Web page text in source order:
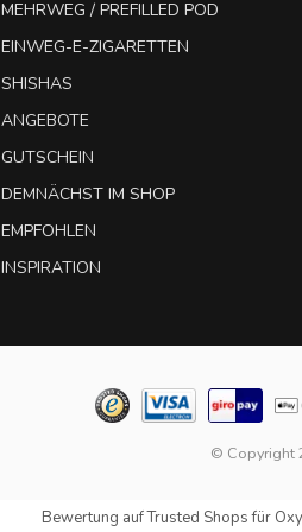
MEHRWEG / PREFILLED POD
EINWEG-E-ZIGARETTEN
SHISHAS
ANGEBOTE
GUTSCHEIN
DEMNÄCHST IM SHOP
EMPFOHLEN
INSPIRATION
© Copyright
Bewertung aufTrusted Shopsfür